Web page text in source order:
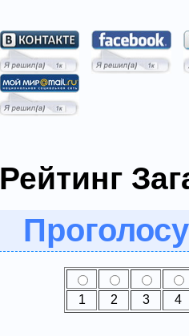
Рейтинг
1 2 3 4